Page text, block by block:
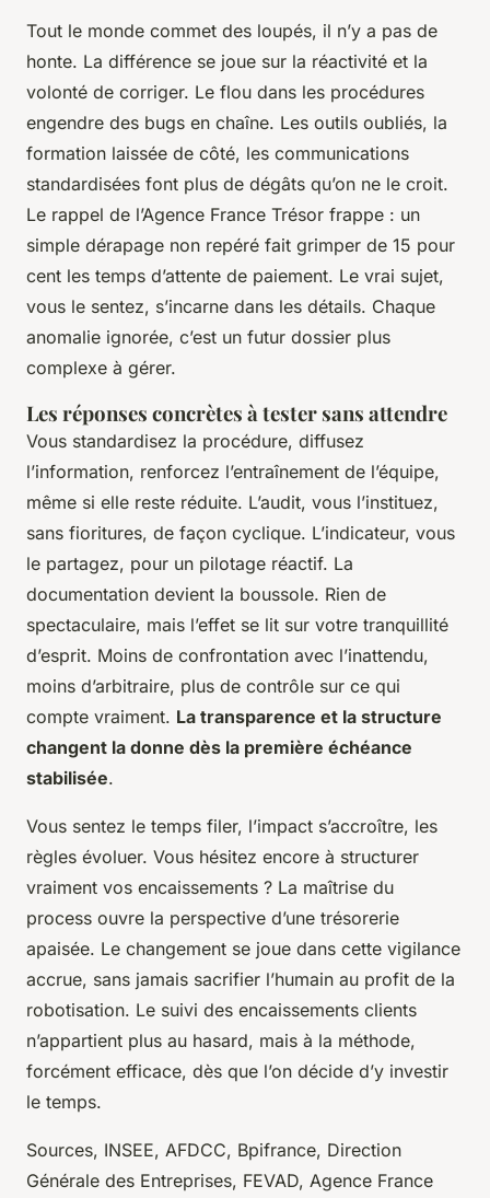
Tout le monde commet des loupés, il n’y a pas de
honte. La différence se joue sur la réactivité et la
volonté de corriger. Le flou dans les procédures
engendre des bugs en chaîne. Les outils oubliés, la
formation laissée de côté, les communications
standardisées font plus de dégâts qu’on ne le croit.
Le rappel de l’Agence France Trésor frappe : un
simple dérapage non repéré fait grimper de 15 pour
cent les temps d’attente de paiement. Le vrai sujet,
vous le sentez, s’incarne dans les détails. Chaque
anomalie ignorée, c’est un futur dossier plus
complexe à gérer.
Les réponses concrètes à tester sans attendre
Vous standardisez la procédure, diffusez
l’information, renforcez l’entraînement de l’équipe,
même si elle reste réduite. L’audit, vous l’instituez,
sans fioritures, de façon cyclique. L’indicateur, vous
le partagez, pour un pilotage réactif. La
documentation devient la boussole. Rien de
spectaculaire, mais l’effet se lit sur votre tranquillité
d’esprit. Moins de confrontation avec l’inattendu,
moins d’arbitraire, plus de contrôle sur ce qui
compte vraiment. La transparence et la structure
changent la donne dès la première échéance
stabilisée.
Vous sentez le temps filer, l’impact s’accroître, les
règles évoluer. Vous hésitez encore à structurer
vraiment vos encaissements ? La maîtrise du
process ouvre la perspective d’une trésorerie
apaisée. Le changement se joue dans cette vigilance
accrue, sans jamais sacrifier l’humain au profit de la
robotisation. Le suivi des encaissements clients
n’appartient plus au hasard, mais à la méthode,
forcément efficace, dès que l’on décide d’y investir
le temps.
Sources, INSEE, AFDCC, Bpifrance, Direction
Générale des Entreprises, FEVAD, Agence France